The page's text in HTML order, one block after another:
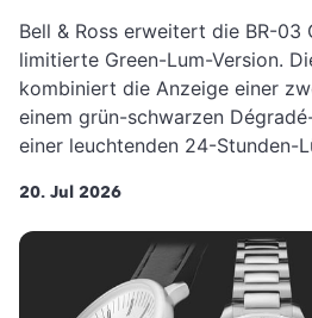
Bell & Ross erweitert die BR-03
limitierte Green-Lum-Version.
kombiniert die Anzeige einer
einem grün-schwarzen
einer leuchtenden 24-Stunden-
20. Jul 2026